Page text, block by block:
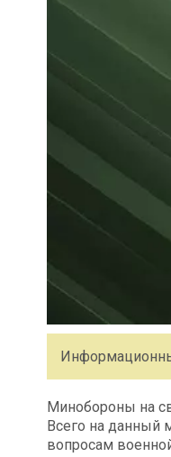
Минобороны на
Всего на данный
вопросам